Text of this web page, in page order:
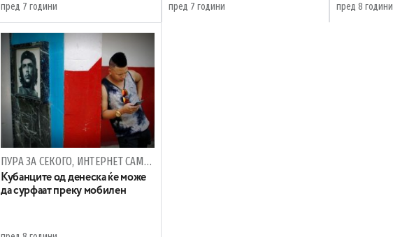
пред 7 години пред 7 години пред 8 години
ПУРА ЗА СЕКОГО, ИНТЕРНЕТ САМО ЗА „ОДБРАНИТЕ“
Кубанците од денеска ќе може
да сурфаат преку мобилен